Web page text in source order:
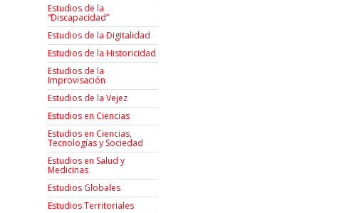
Estudios de la
“Discapacidad”
Estudios de la Digitalidad
Estudios de la Historicidad
Estudios de la
Improvisación
Estudios de la Vejez
Estudios en Ciencias
Estudios en Ciencias,
Tecnologías y Sociedad
Estudios en Salud y
Medicinas
Estudios Globales
Estudios Territoriales